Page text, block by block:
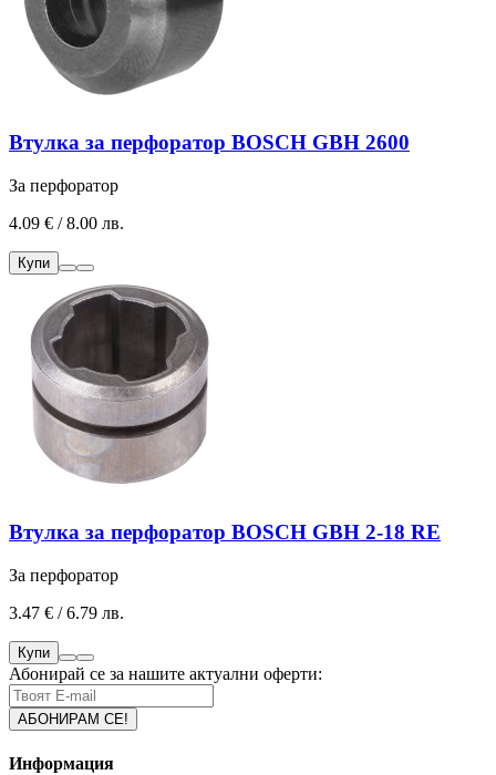
Втулка за перфоратор BOSCH GBH 2600
За перфоратор
4.09 € / 8.00 лв.
Купи
Втулка за перфоратор BOSCH GBH 2-18 RE
За перфоратор
3.47 € / 6.79 лв.
Купи
Абонирай се за нашите актуални оферти:
Информация